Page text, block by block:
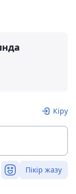
Кіру
Пікір жазу